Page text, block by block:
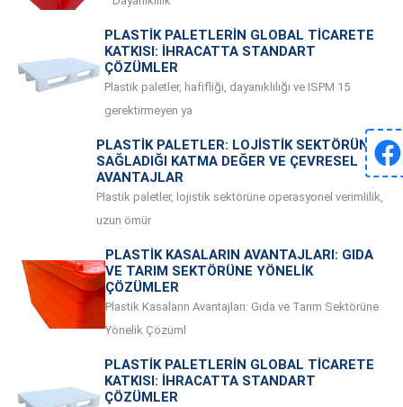
PLASTIK PALETLERIN GLOBAL TICARETE
KATKISI: İHRACATTA STANDART
ÇÖZÜMLER
Plastik paletler, hafifliği, dayanıklılığı ve ISPM 15
gerektirmeyen ya
PLASTIK PALETLER: LOJISTIK SEKTÖRÜNE
SAĞLADIĞI KATMA DEĞER VE ÇEVRESEL
AVANTAJLAR
Plastik paletler, lojistik sektörüne operasyonel verimlilik,
uzun ömür
PLASTIK KASALARIN AVANTAJLARI: GIDA
VE TARIM SEKTÖRÜNE YÖNELIK
ÇÖZÜMLER
Plastik Kasaların Avantajları: Gıda ve Tarım Sektörüne
Yönelik Çözüml
PLASTIK PALETLERIN GLOBAL TICARETE
KATKISI: İHRACATTA STANDART
ÇÖZÜMLER